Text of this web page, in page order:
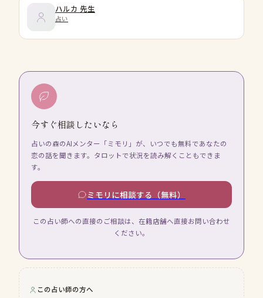
ハルカ 先生
占い
今すぐ相談したいなら
占いの森のAIメンター「ミモリ」が、いつでも無料であなたの
恋の話を聞きます。タロットで状況を読み解くこともできま
す。
ミモリに相談する（無料）
この占い師への直接のご相談は、在籍店舗へ直接お問い合わせ
ください。
この占い師の方へ